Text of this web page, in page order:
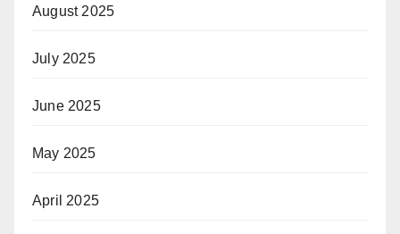
August 2025
July 2025
June 2025
May 2025
April 2025